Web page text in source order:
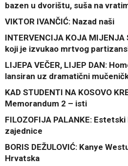
bazen u dvorištu, suša na
VIKTOR IVANČIĆ: Nazad naši
INTERVENCIJA KOJA MIJENJA
koji je izvukao mrtvog
LIJEPA VEČER, LIJEP DAN:
lansiran uz dramatični
KAD STUDENTI NA KOSOVO
Memorandum 2 – isti
FILOZOFIJA PALANKE:
zajednice
BORIS DEŽULOVIĆ: Kanye
Hrvatska